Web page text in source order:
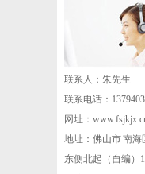
联系人：朱先生
联系电话：
网址：
地址：佛山市 南海
东侧北起（自编）